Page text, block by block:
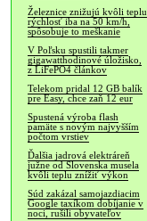
Železnice znižujú kvôli teplu
rýchlosť iba na 50 km/h,
spôsobuje to meškanie
V Poľsku spustili takmer
gigawatthodinové úložisko,
z LiFePO4 článkov
Telekom pridal 12 GB balík
pre Easy, chce zaň 12 eur
Spustená výroba flash
pamäte s novým najvyšším
počtom vrstiev
Ďalšia jadrová elektráreň
južne od Slovenska musela
kvôli teplu znížiť výkon
Súd zakázal samojazdiacim
Google taxíkom dobíjanie v
noci, rušili obyvateľov